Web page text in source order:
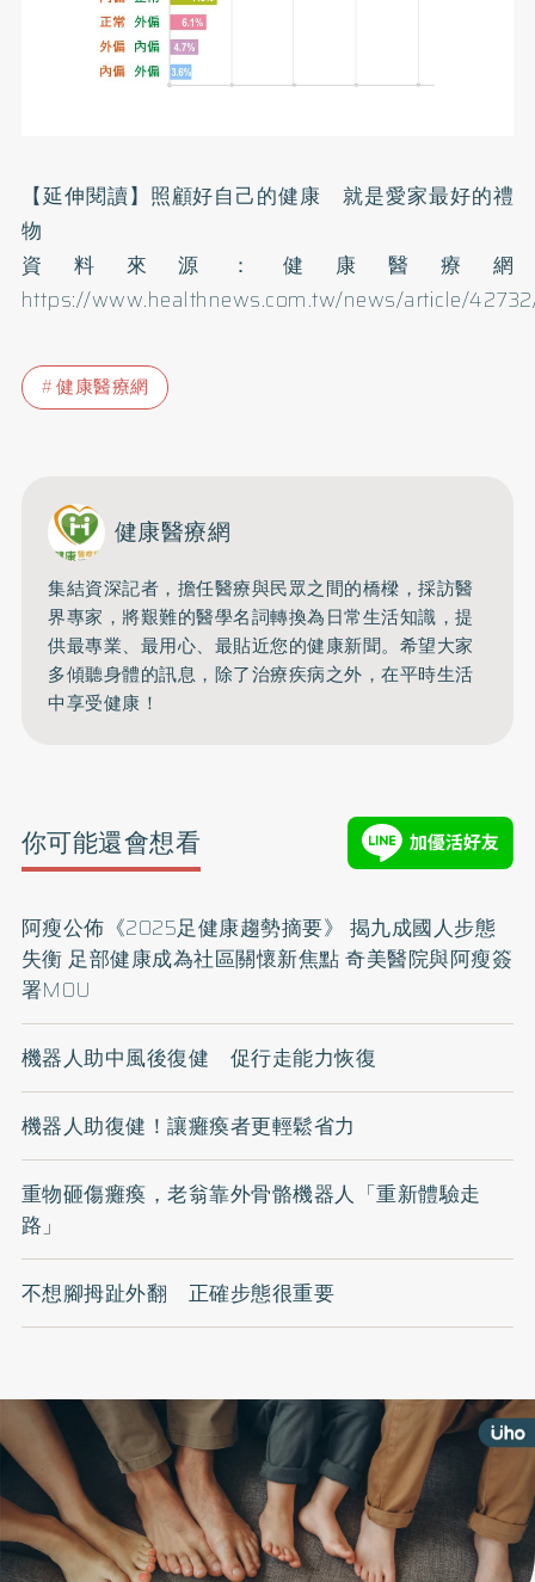
【延伸閱讀】 照顧好自己的健康 就是愛家最好的禮
物
資料來源：健康醫療網
https://www.healthnews.com.tw/news/article/
健康醫療網
健康醫療網
集結資深記者，擔任醫療與民眾之間的橋樑，採訪醫
界專家，將艱難的醫學名詞轉換為日常生活知識，提
供最專業、最用心、最貼近您的健康新聞。希望大家
多傾聽身體的訊息，除了治療疾病之外，在平時生活
中享受健康！
你可能還會想看
阿瘦公佈《2025足健康趨勢摘要》 揭九成國人步態
失衡 足部健康成為社區關懷新焦點 奇美醫院與阿瘦簽
署MOU
機器人助中風後復健 促行走能力恢復
機器人助復健！讓癱瘓者更輕鬆省力
重物砸傷癱瘓，老翁靠外骨骼機器人「重新體驗走
路」
不想腳拇趾外翻 正確步態很重要